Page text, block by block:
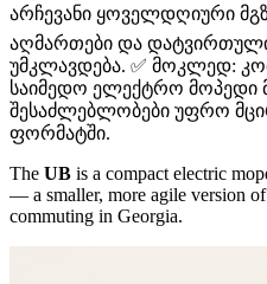
არჩევანი ყოველდღიური
აღმართები და
უმკლავდება. ✅ მოკლედ:
საიმედო ელექტრო მოპედი
შესაძლებლობები უფრო
ფორმატში.
The UB is a compact electric
— a smaller, more agile version
commuting in Georgia.